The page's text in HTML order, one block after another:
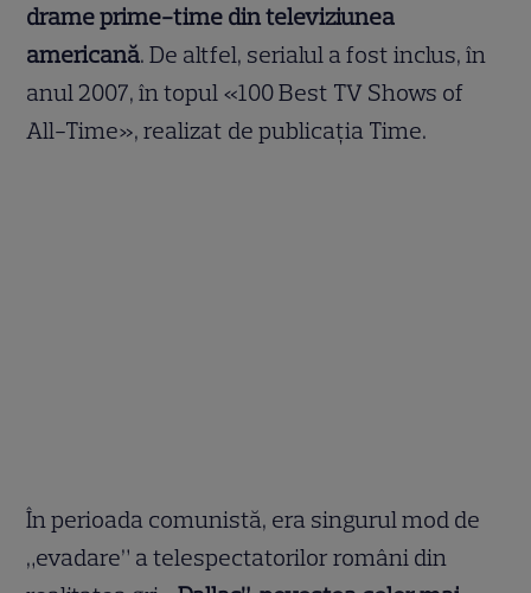
drame prime-time din televiziunea
americană. De altfel, serialul a fost inclus, în
anul 2007, în topul «100 Best TV Shows of
All-Time», realizat de publicația Time.
În perioada comunistă, era singurul mod de
„evadare” a telespectatorilor români din